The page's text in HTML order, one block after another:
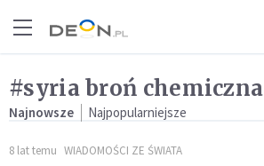
#syria broń chemiczna
Najnowsze Najpopularniejsze
8 lat temu WIADOMOŚCI ZE ŚWIATA